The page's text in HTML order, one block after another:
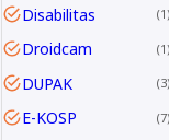
Disabilitas 1
Droidcam 1
DUPAK 3
E-KOSP 7